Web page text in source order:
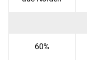
60%